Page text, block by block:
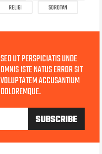
RELIGI SOROTAN
SED UT PERSPICIATIS UNDE
OMNIS ISTE NATUS ERROR SIT
VOLUPTATEM ACCUSANTIUM
DOLOREMQUE.